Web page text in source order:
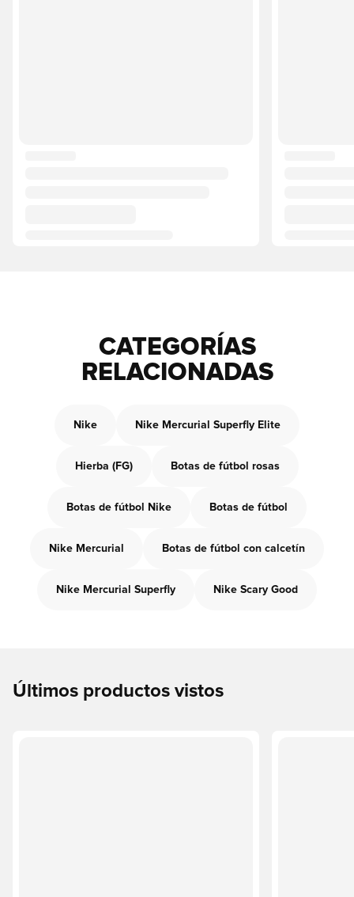
CATEGORÍAS
RELACIONADAS
Nike Nike Mercurial Superfly Elite
Hierba (FG) Botas de fútbol rosas
Botas de fútbol Nike Botas de fútbol
Nike Mercurial Botas de fútbol con calcetín
Nike Mercurial Superfly Nike Scary Good
Últimos productos vistos